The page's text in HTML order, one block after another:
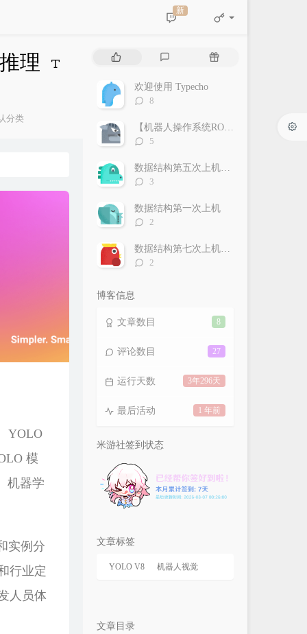
新
理
分类
YOLO
模
机器学
实例分
行业定
人员体
评
随
欢迎使用 Typecho
评
数：
8
【机器人操作系统ROS】软件安装及demo运行
评
数：
5
数据结构第五次上机（DFS/BFS/Dijkstra/Floyd）
评
数：
3
数据结构第一次上机
评
数：
2
数据结构第七次上机（各种排序）
评
2
博客信息
8
文章数目
27
评论数目
3年296天
运行天数
1 年前
最后活动
米游社签到状态
文章标签
YOLO V8 机器人视觉
文章目录